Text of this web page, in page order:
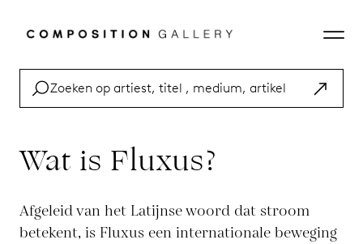
Wat is Fluxus?
Afgeleid van het Latijnse woord dat stroom
betekent, is Fluxus een internationale beweging